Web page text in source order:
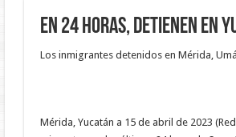
En 24 horas, detienen en
Los inmigrantes detenidos en Mérida,
Mérida, Yucatán a 15 de abril de 2023